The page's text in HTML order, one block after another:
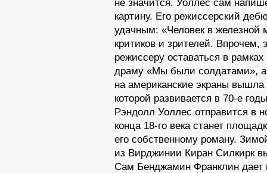
не значится. Уоллес сам
картину. Его режиссерский
удачным: «Человек в железной
критиков и зрителей. Впрочем,
режиссеру оставаться в рамках
драму «Мы были солдатами»,
на американские экраны вышла
которой развивается в 70-е
Рэндолл Уоллес отправится в
конца 18-го века станет
его собственному роману.
из Вирджинии Киран Силкирк
Сам Бенджамин Франклин